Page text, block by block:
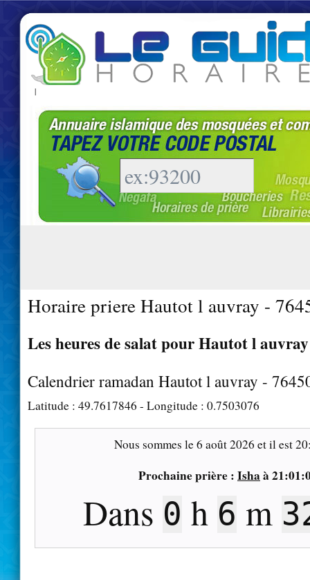
|
Horaire priere Hautot l auvray -
Les heures de salat pour Hautot l
Calendrier ramadan Hautot l auvray -
Latitude : 49.7617846 - Longitude : 0.7503076
Nous sommes le6 août 2026 et il est
Prochaine prière : Isha à
Dans 0 h 6 m